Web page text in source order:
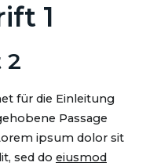
1
2
für die Einleitung
Passage
ipsum dolor sit
sed do eiusmod